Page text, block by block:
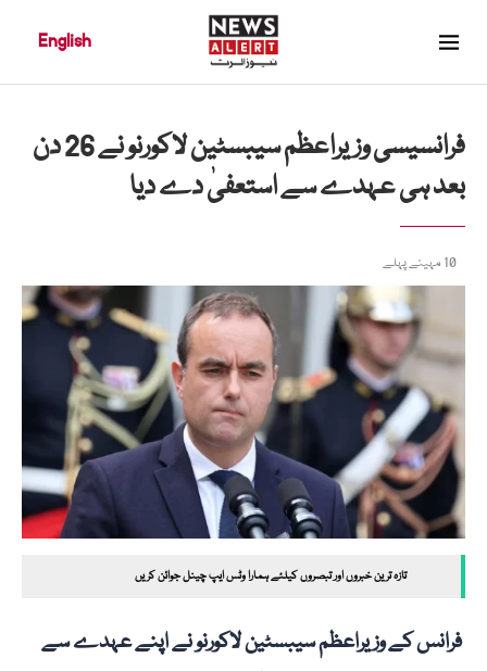
English
فرانسیسی وزیراعظم سیبسٹین لاکورنو نے 26 دن
بعد ہی عہدے سے استعفیٰ دے دیا
10 مہینے پہلے
تازہ ترین خبروں اور تبصروں کیلئے ہمارا وٹس ایپ چینل جوائن کریں
فرانس کے وزیراعظم سیبسٹین لاکورنو نے اپنے عہدے سے